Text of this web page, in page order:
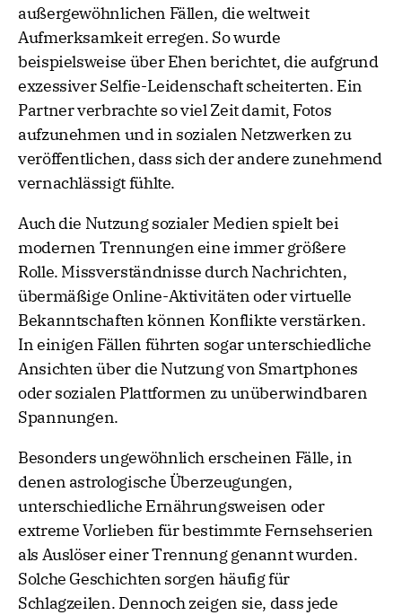
außergewöhnlichen Fällen, die weltweit
Aufmerksamkeit erregen. So wurde
beispielsweise über Ehen berichtet, die aufgrund
exzessiver Selfie-Leidenschaft scheiterten. Ein
Partner verbrachte so viel Zeit damit, Fotos
aufzunehmen und in sozialen Netzwerken zu
veröffentlichen, dass sich der andere zunehmend
vernachlässigt fühlte.
Auch die Nutzung sozialer Medien spielt bei
modernen Trennungen eine immer größere
Rolle. Missverständnisse durch Nachrichten,
übermäßige Online-Aktivitäten oder virtuelle
Bekanntschaften können Konflikte verstärken.
In einigen Fällen führten sogar unterschiedliche
Ansichten über die Nutzung von Smartphones
oder sozialen Plattformen zu unüberwindbaren
Spannungen.
Besonders ungewöhnlich erscheinen Fälle, in
denen astrologische Überzeugungen,
unterschiedliche Ernährungsweisen oder
extreme Vorlieben für bestimmte Fernsehserien
als Auslöser einer Trennung genannt wurden.
Solche Geschichten sorgen häufig für
Schlagzeilen. Dennoch zeigen sie, dass jede